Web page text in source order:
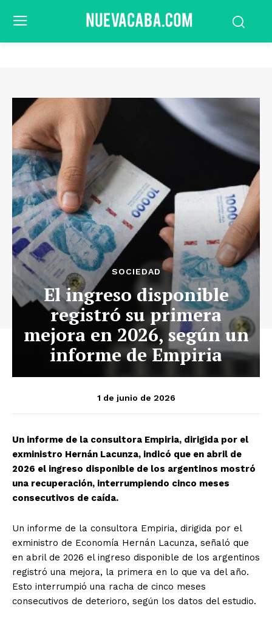
SOCIEDAD
El ingreso disponible
registró su primera
mejora en 2026, según un
informe de Empiria
1 de junio de 2026
Un informe de la consultora Empiria, dirigida por el
exministro Hernán Lacunza, indicó que en abril de
2026 el ingreso disponible de los argentinos mostró
una recuperación, interrumpiendo cinco meses
consecutivos de caída.
Un informe de la consultora Empiria, dirigida por el
exministro de Economía Hernán Lacunza, señaló que
en abril de 2026 el ingreso disponible de los argentinos
registró una mejora, la primera en lo que va del año.
Esto interrumpió una racha de cinco meses
consecutivos de deterioro, según los datos del estudio.